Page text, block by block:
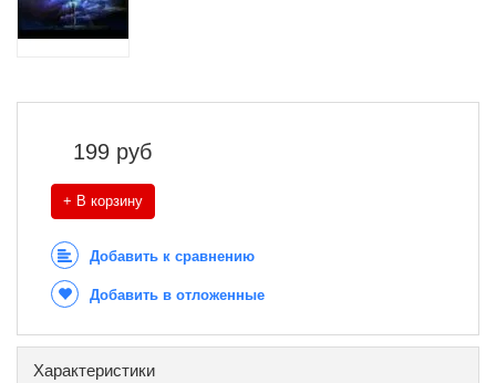
199 руб
+ В корзину
Добавить к сравнению
Добавить в отложенные
Характеристики